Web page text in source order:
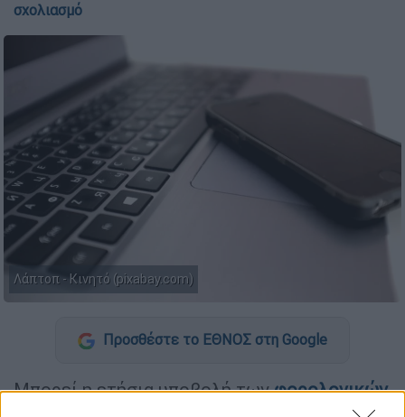
σχολιασμό
Λάπτοπ - Κινητό (pixabay.com)
Προσθέστε το ΕΘΝΟΣ στη Google
Μπορεί η ετήσια υποβολή τωνφορολογικών